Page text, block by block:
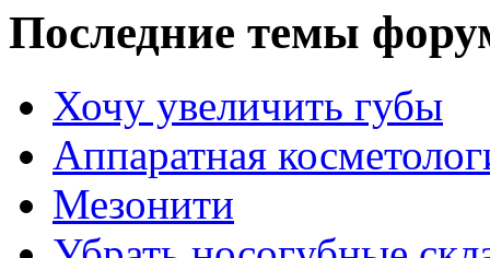
Последние темы
Хочу увеличить губы
Аппаратная
Мезонити